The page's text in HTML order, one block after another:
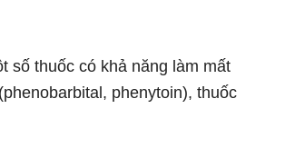
số thuốc có khả năng làm mất
phenytoin), thuốc